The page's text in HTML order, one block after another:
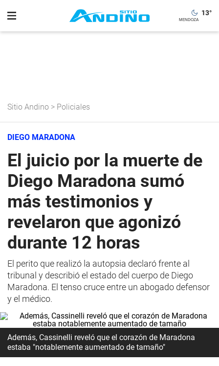
13°
Sitio Andino > Policiales
DIEGO MARADONA
El juicio por la muerte de
Diego Maradona sumó
más testimonios y
revelaron que agonizó
durante 12 horas
El perito que realizó la autopsia declaró frente al
tribunal y describió el estado del cuerpo de Diego
Maradona. El tenso cruce entre un abogado defensor
y el médico.
Además, Cassinelli reveló que el corazón de Maradona
estaba "notablemente aumentado de tamaño"